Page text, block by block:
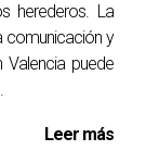
es un paso
a su
herederos. La
comunicación y
Valencia puede
Leer más